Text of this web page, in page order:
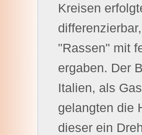
Kreisen
"Rassen" mit
ergaben. Der
Italien, als
gelangten die
dieser ein